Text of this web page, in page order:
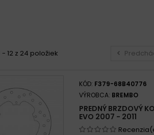
- 12 z 24 položiek
KÓD: F379-68B40776
VÝROBCA: BREMBO
PREDNÝ BRZDOVÝ
EVO 2007 - 2011